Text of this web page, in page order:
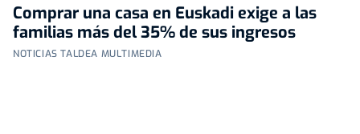
Comprar una casa en Euskadi exige a las
familias más del 35% de sus ingresos
NOTICIAS TALDEA MULTIMEDIA